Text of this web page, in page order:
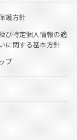
護方針
び特定個人情報の適
に関する基本方針
プ